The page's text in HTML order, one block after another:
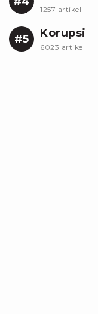
1257 artikel
#5 Korupsi
6023 artikel